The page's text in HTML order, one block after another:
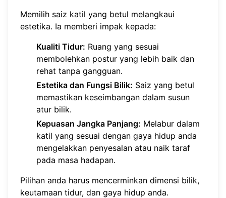
Memilih saiz katil yang betul melangkaui
estetika. Ia memberi impak kepada:
Kualiti Tidur: Ruang yang sesuai
membolehkan postur yang lebih baik dan
rehat tanpa gangguan.
Estetika dan Fungsi Bilik: Saiz yang betul
memastikan keseimbangan dalam susun
atur bilik.
Kepuasan Jangka Panjang: Melabur dalam
katil yang sesuai dengan gaya hidup anda
mengelakkan penyesalan atau naik taraf
pada masa hadapan.
Pilihan anda harus mencerminkan dimensi bilik,
keutamaan tidur, dan gaya hidup anda.